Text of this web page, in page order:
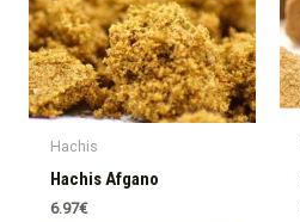
Hachis
Hachis Afgano
6.97€